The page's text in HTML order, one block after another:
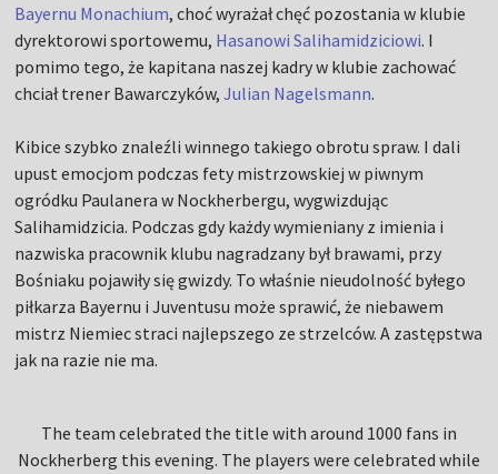
Bayernu Monachium, choć wyrażał chęć pozostania w klubie
dyrektorowi sportowemu, Hasanowi Salihamidziciowi. I
pomimo tego, że kapitana naszej kadry w klubie zachować
chciał trener Bawarczyków,Julian Nagelsmann.
Kibice szybko znaleźli winnego takiego obrotu spraw. I dali
upust emocjom podczas fety mistrzowskiej w piwnym
ogródku Paulanera w Nockherbergu, wygwizdując
Salihamidzicia. Podczas gdy każdy wymieniany z imienia i
nazwiska pracownik klubu nagradzany był brawami, przy
Bośniaku pojawiły się gwizdy. To właśnie nieudolność byłego
piłkarza Bayernu i Juventusu może sprawić, że niebawem
mistrz Niemiec straci najlepszego ze strzelców. A zastępstwa
jak na razie nie ma.
The team celebrated the title with around 1000 fans in
Nockherberg this evening. The players were celebrated while